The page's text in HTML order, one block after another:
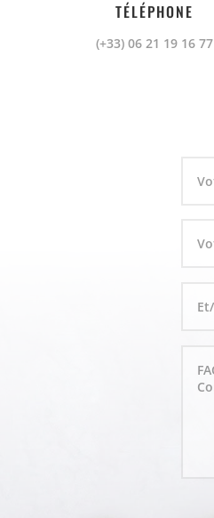
TÉLÉPHONE
(+33) 06 21 19 16 77